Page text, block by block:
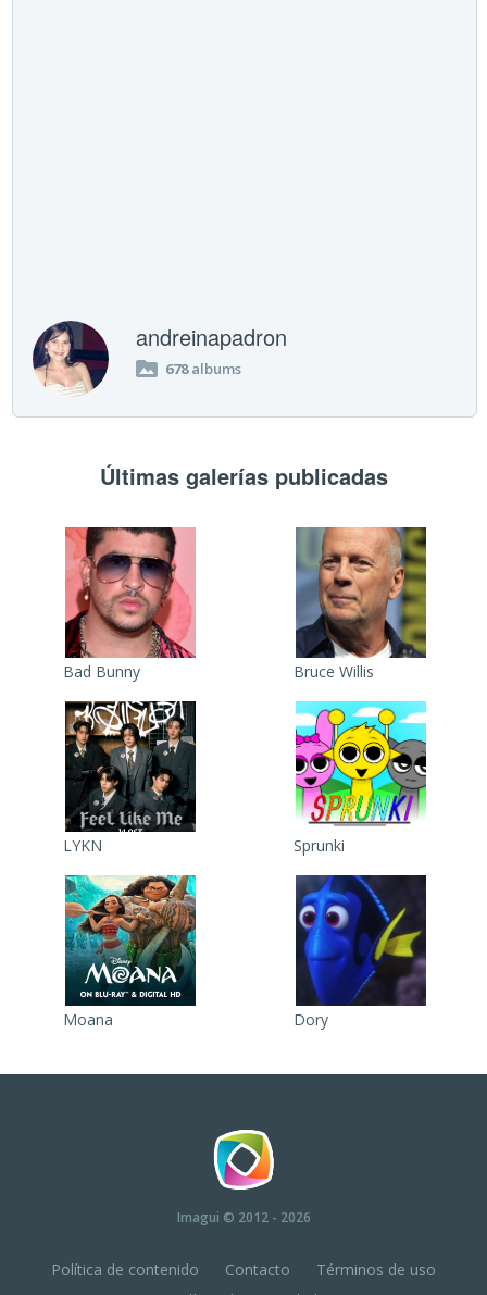
andreinapadron
678albums
Últimas galerías publicadas
Bad Bunny Bruce Willis
LYKN Sprunki
Moana Dory
Imagui © 2012 - 2026
Política de contenido Contacto
Términos de uso